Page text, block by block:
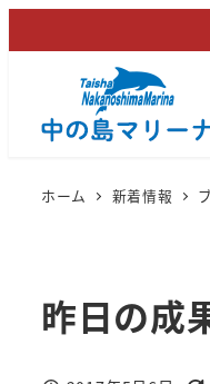
イ
ホーム 新着情報
昨日の成